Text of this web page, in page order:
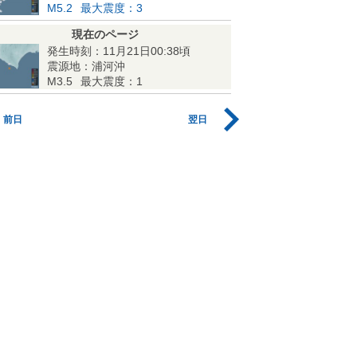
M5.2
最大震度：3
現在のページ
発生時刻：11月21日00:38頃
震源地：浦河沖
M3.5
最大震度：1
前日 翌日